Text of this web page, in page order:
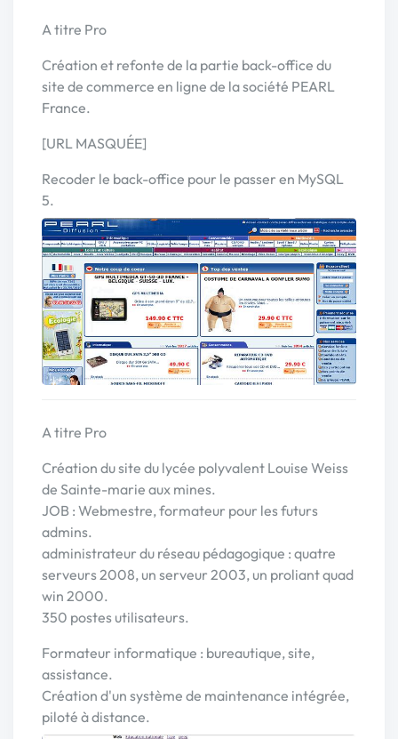
A titre Pro
Création et refonte de la partie back-office du
site de commerce en ligne de la société PEARL
France.
[URL MASQUÉE]
Recoder le back-office pour le passer en MySQL
5.
A titre Pro
Création du site du lycée polyvalent Louise Weiss
de Sainte-marie aux mines.
JOB : Webmestre, formateur pour les futurs
admins.
administrateur du réseau pédagogique : quatre
serveurs 2008, un serveur 2003, un proliant quad
win 2000.
350 postes utilisateurs.
Formateur informatique : bureautique, site,
assistance.
Création d'un système de maintenance intégrée,
piloté à distance.